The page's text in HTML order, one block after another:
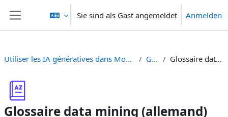
Website-Übersicht
Sie sind als Gast angemeldet Anmelden
Utiliser les IA génératives dans Moodle - Generative KI in Moodle einsetzen Glossaire Glossaire data mining (allemand)
Glossaire data mining (allemand)